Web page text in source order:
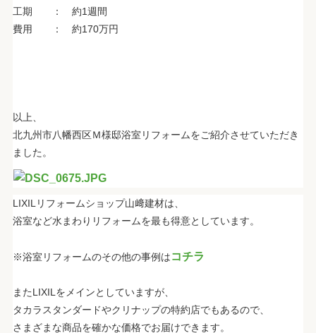
工期 ： 約1週間
費用 ： 約170万円
以上、
北九州市八幡西区Ｍ様邸浴室リフォームをご紹介させていただき
ました。
LIXILリフォームショップ山﨑建材は、
浴室など水まわりリフォームを最も得意としています。
※浴室リフォームのその他の事例はコチラ
またLIXILをメインとしていますが、
タカラスタンダードやクリナップの特約店でもあるので、
さまざまな商品を確かな価格でお届けできます。